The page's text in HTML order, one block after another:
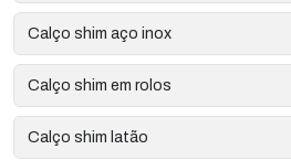
Calço shim aço inox
Calço shim em rolos
Calço shim latão